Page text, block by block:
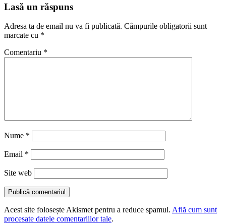
Lasă un răspuns
Adresa ta de email nu va fi publicată. Câmpurile obligatorii sunt
marcate cu *
Comentariu *
Nume *
Email *
Site web
Acest site folosește Akismet pentru a reduce spamul. Află cum sunt
procesate datele comentariilor tale.